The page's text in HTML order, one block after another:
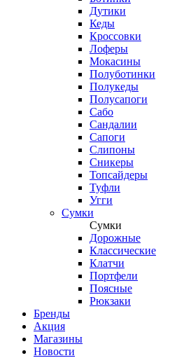
Дутики
Кеды
Кроссовки
Лоферы
Мокасины
Полуботинки
Полукеды
Полусапоги
Сабо
Сандалии
Сапоги
Слипоны
Сникеры
Топсайдеры
Туфли
Угги
Сумки
Сумки
Дорожные
Классические
Клатчи
Портфели
Поясные
Рюкзаки
Бренды
Акция
Магазины
Новости